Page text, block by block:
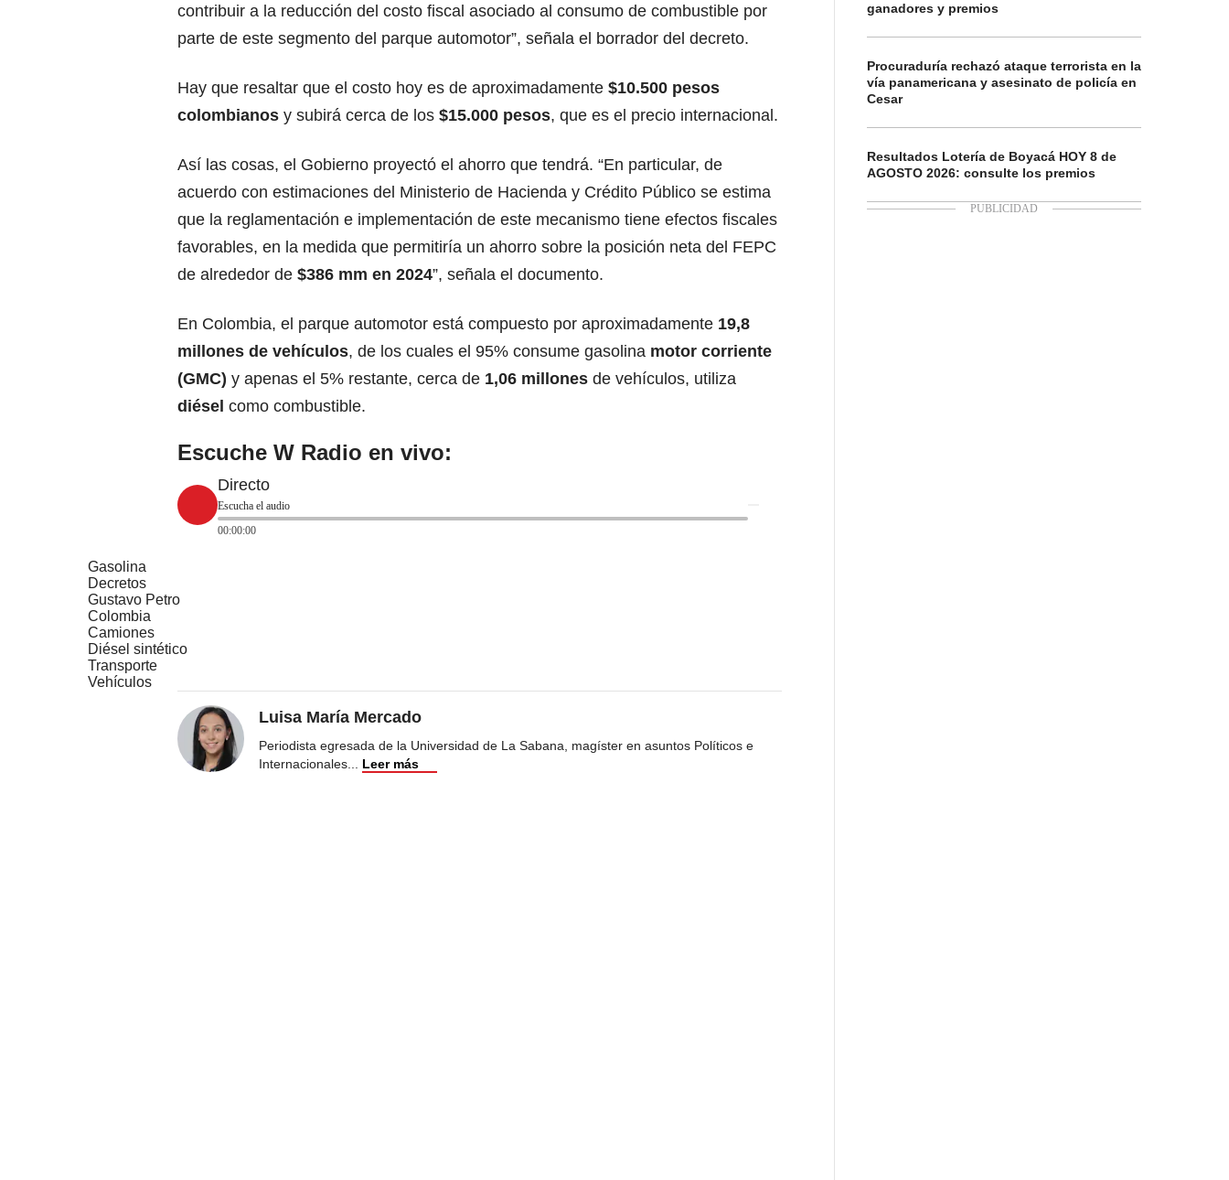
contribuir a la reducción del costo fiscal asociado al consumo de combustible por
parte de este segmento del parque automotor”, señala el borrador del decreto.
Hay que resaltar que el costo hoy es de aproximadamente $10.500 pesos
colombianos y subirá cerca de los $15.000 pesos, que es el precio internacional.
Así las cosas, el Gobierno proyectó el ahorro que tendrá. “En particular, de
acuerdo con estimaciones del Ministerio de Hacienda y Crédito Público se estima
que la reglamentación e implementación de este mecanismo tiene efectos fiscales
favorables, en la medida que permitiría un ahorro sobre la posición neta del FEPC
de alrededor de $386 mm en 2024”, señala el documento.
En Colombia, el parque automotor está compuesto por aproximadamente 19,8
millones de vehículos, de los cuales el 95% consume gasolina motor corriente
(GMC) y apenas el 5% restante, cerca de 1,06 millones de vehículos, utiliza
diésel como combustible.
Escuche W Radio en vivo:
Directo
Escucha el audio
00:00:00
Gasolina
Decretos
Gustavo Petro
Colombia
Camiones
Diésel sintético
Transporte
Vehículos
Luisa María Mercado
Periodista egresada de la Universidad de La Sabana, magíster en asuntos Políticos e
Internacionales... Leer más
ganadores y premios
Procuraduría rechazó ataque terrorista en la
vía panamericana y asesinato de policía en
Cesar
Resultados Lotería de Boyacá HOY 8 de
AGOSTO 2026: consulte los premios